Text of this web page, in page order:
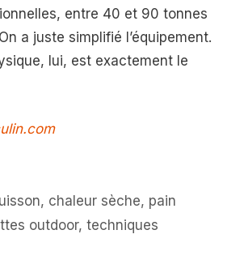
entre 40 et 90 tonnes
a juste simplifié l’équipement.
lui, est exactement le
, chaleur sèche, pain
outdoor, techniques